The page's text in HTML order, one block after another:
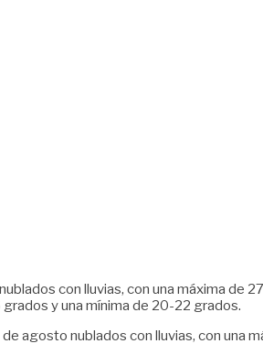
con lluvias, con una máxima de
y una mínima de 20-22 grados.
agosto nublados con lluvias, con una